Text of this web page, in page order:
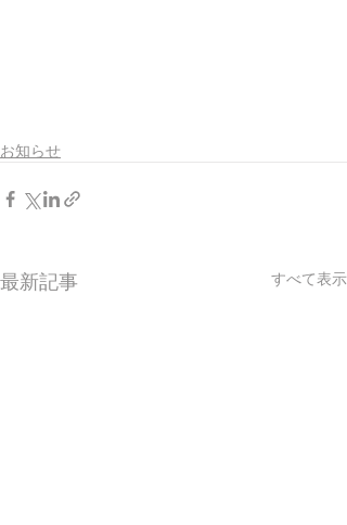
お知らせ
最新記事 すべて表示